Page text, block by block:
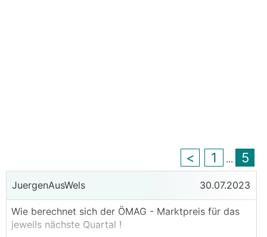
< 1 ... 5
JuergenAusWels 30.07.2023
Wie berechnet sich der ÖMAG - Marktpreis für das
jeweils nächste Quartal !